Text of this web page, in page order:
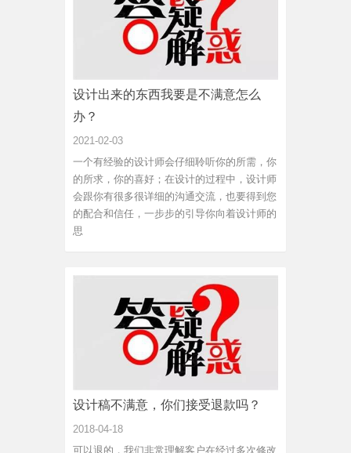
设计出来的东西我要是不满意怎么
办？
2021-02-03
一个有经验的设计师会仔细聆听你的所需，你
的所求，你的喜好；在设计的过程中，设计师
会跟你有很多很详细的沟通交流，也要得到您
的配合和信任，一步步的引导你向着设计师的
思
设计稿不满意，你们接受退款吗？
2018-04-18
可以退的，我们非常理解客户在经过多次修改